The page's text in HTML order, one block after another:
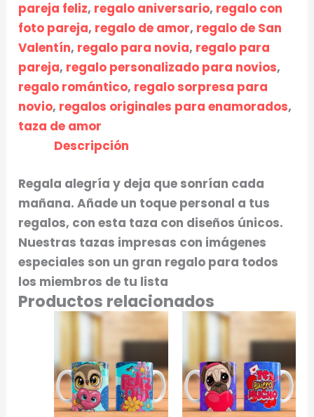
pareja feliz, regalo aniversario, regalo con
foto pareja, regalo de amor, regalo de San
Valentín, regalo para novia, regalo para
pareja, regalo personalizado para novios,
regalo romántico, regalo sorpresa para
novio, regalos originales para enamorados,
taza de amor
Descripción
Regala alegría y deja que sonrían cada
mañana. Añade un toque personal a tus
regalos, con esta taza con diseños únicos.
Nuestras tazas impresas con imágenes
especiales son un gran regalo para todos
los miembros de tu lista
Productos relacionados
Rango
precios:
desde
€9.00
hasta
€12.00
Rango
precios:
€9.00
hasta
€12.00